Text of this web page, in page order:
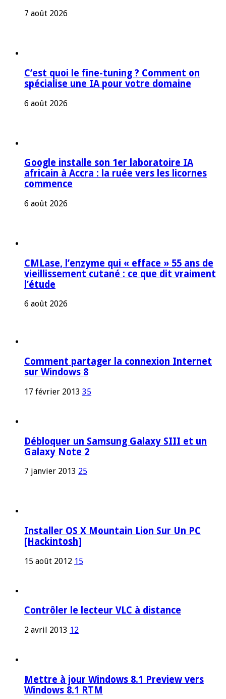
7 août 2026
C’est quoi le fine-tuning ? Comment on
spécialise une IA pour votre domaine
6 août 2026
Google installe son 1er laboratoire IA
africain à Accra : la ruée vers les licornes
commence
6 août 2026
CMLase, l’enzyme qui « efface » 55 ans de
vieillissement cutané : ce que dit vraiment
l’étude
6 août 2026
Comment partager la connexion Internet
sur Windows 8
17 février 2013 35
Débloquer un Samsung Galaxy SIII et un
Galaxy Note 2
7 janvier 2013 25
Installer OS X Mountain Lion Sur Un PC
[Hackintosh]
15 août 2012 15
Contrôler le lecteur VLC à distance
2 avril 2013 12
Mettre à jour Windows 8.1 Preview vers
Windows 8.1 RTM